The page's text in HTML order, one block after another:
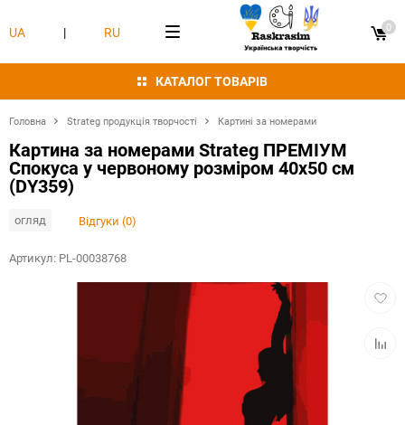
КАТАЛОГ ТОВАРІВ
UA | RU 0
Головна Strateg продукція творчості Картині за номерами
Картина за номерами Strateg ПРЕМІУМ
Спокуса у червоному розміром 40х50 см
(DY359)
огляд Відгуки (0)
Артикул: PL-00038768